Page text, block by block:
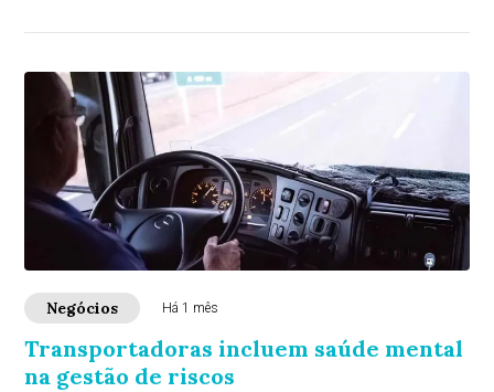
Negócios Há 1 mês
Transportadoras incluem saúde mental
na gestão de riscos